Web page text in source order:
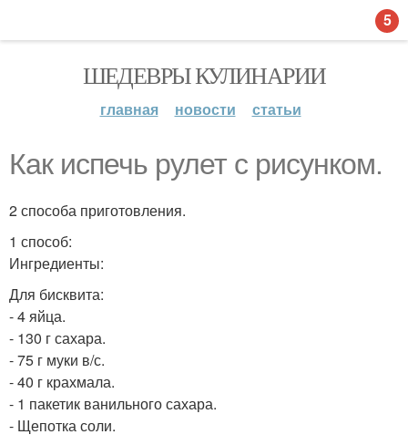
ШЕДЕВРЫ КУЛИНАРИИ
главная новости статьи
Как испечь рулет с рисунком.
2 способа приготовления.
1 способ:
Ингредиенты:
Для бисквита:
- 4 яйца.
- 130 г сахара.
- 75 г муки в/с.
- 40 г крахмала.
- 1 пакетик ванильного сахара.
- Щепотка соли.
5